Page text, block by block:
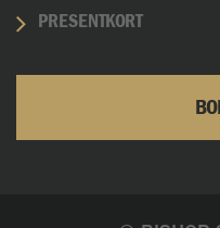
PRESENTKORT